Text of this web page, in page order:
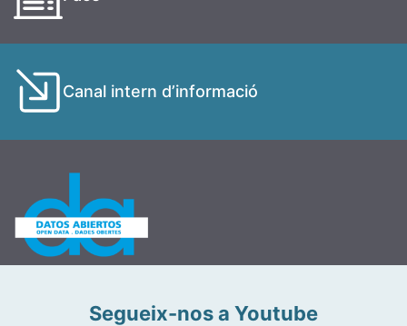
Canal intern d’informació
Segueix-nos a Youtube